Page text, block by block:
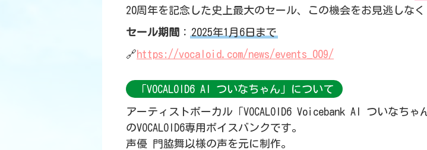
20周年を記念した史上最大のセール、この機会をお見逃しなく
セール期間 ： 2025年1月6日まで
🔗https://vocaloid.com/news/events_009/
「VOCALOID6 AI ついなちゃん」について
アーティストボーカル「VOCALOID6 Voicebank AI ついなち
のVOCALOID6専用ボイスバンクです。
声優 門脇舞以様の声を元に制作。